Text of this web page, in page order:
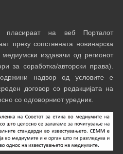
на веб Порталот
преку сопствената новинарска
издавачи од регионот
за соработка/авторски права).
надвор од условите е
договор со редакцијата на
со одговорниот уредник.